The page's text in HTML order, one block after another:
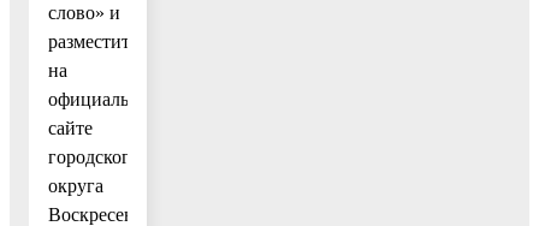
слово» и
разместить
на
официальном
сайте
городского
округа
Воскресенск